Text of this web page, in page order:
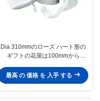
Dia 310mmのローズ ハート形の
ギフトの花屋は100mmから
最高 の 価格 を 入手 する